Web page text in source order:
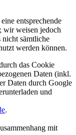
entsprechende
wir weisen jedoch
nicht sämtliche
werden können.
das Cookie
Daten (inkl.
Daten durch Google
und
.
mit